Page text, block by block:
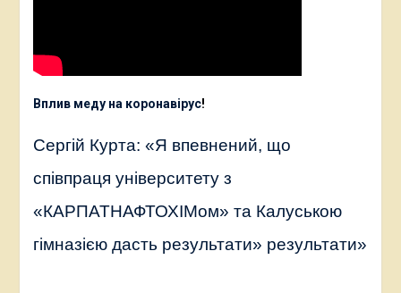
Вплив меду на коронавірус!
Сергій Курта: «Я впевнений, що
співпраця університету з
«КАРПАТНАФТОХІМом» та Калуською
гімназією дасть результати» результати»